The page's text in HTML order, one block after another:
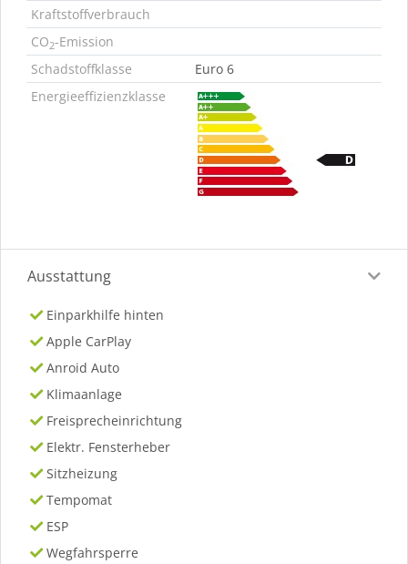
Kraftstoffverbrauch
CO2-Emission
Schadstoffklasse
Euro 6
Energieeffizienzklasse
Ausstattung
Einparkhilfe hinten
Apple CarPlay
Anroid Auto
Klimaanlage
Freisprecheinrichtung
Elektr. Fensterheber
Sitzheizung
Tempomat
ESP
Wegfahrsperre